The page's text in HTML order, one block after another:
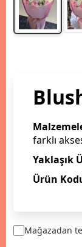
farklı
Yaklaşık
Ürün
Mağazadan